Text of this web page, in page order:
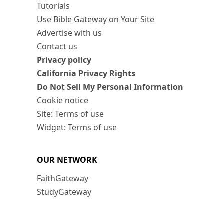
Tutorials
Use Bible Gateway on Your Site
Advertise with us
Contact us
Privacy policy
California Privacy Rights
Do Not Sell My Personal Information
Cookie notice
Site: Terms of use
Widget: Terms of use
OUR NETWORK
FaithGateway
StudyGateway